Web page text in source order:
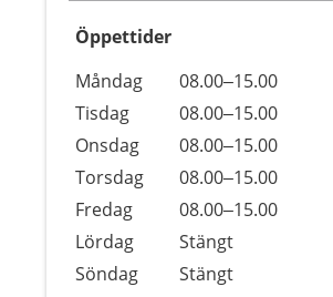
Öppettider
Dag
Öppettider
Kommentarer
Måndag
08.00–15.00
Tisdag
08.00–15.00
Onsdag
08.00–15.00
Torsdag
08.00–15.00
Fredag
08.00–15.00
Lördag
Stängt
Söndag
Stängt